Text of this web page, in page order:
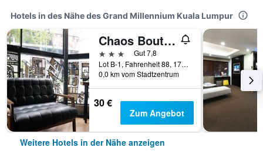
Hotels in des Nähe des Grand Millennium Kuala Lumpur
Chaos Boutique Hotel Kuala Lumpur
3 Sterne
Gut 7,8
Lot B-1, Fahrenheit 88, 179,Jln Bukit Bintang, Kuala Lumpur, Malaysia
0,0 km vom Stadtzentrum
30 €
Zum Angebot
Weitere Hotels in der Nähe anzeigen